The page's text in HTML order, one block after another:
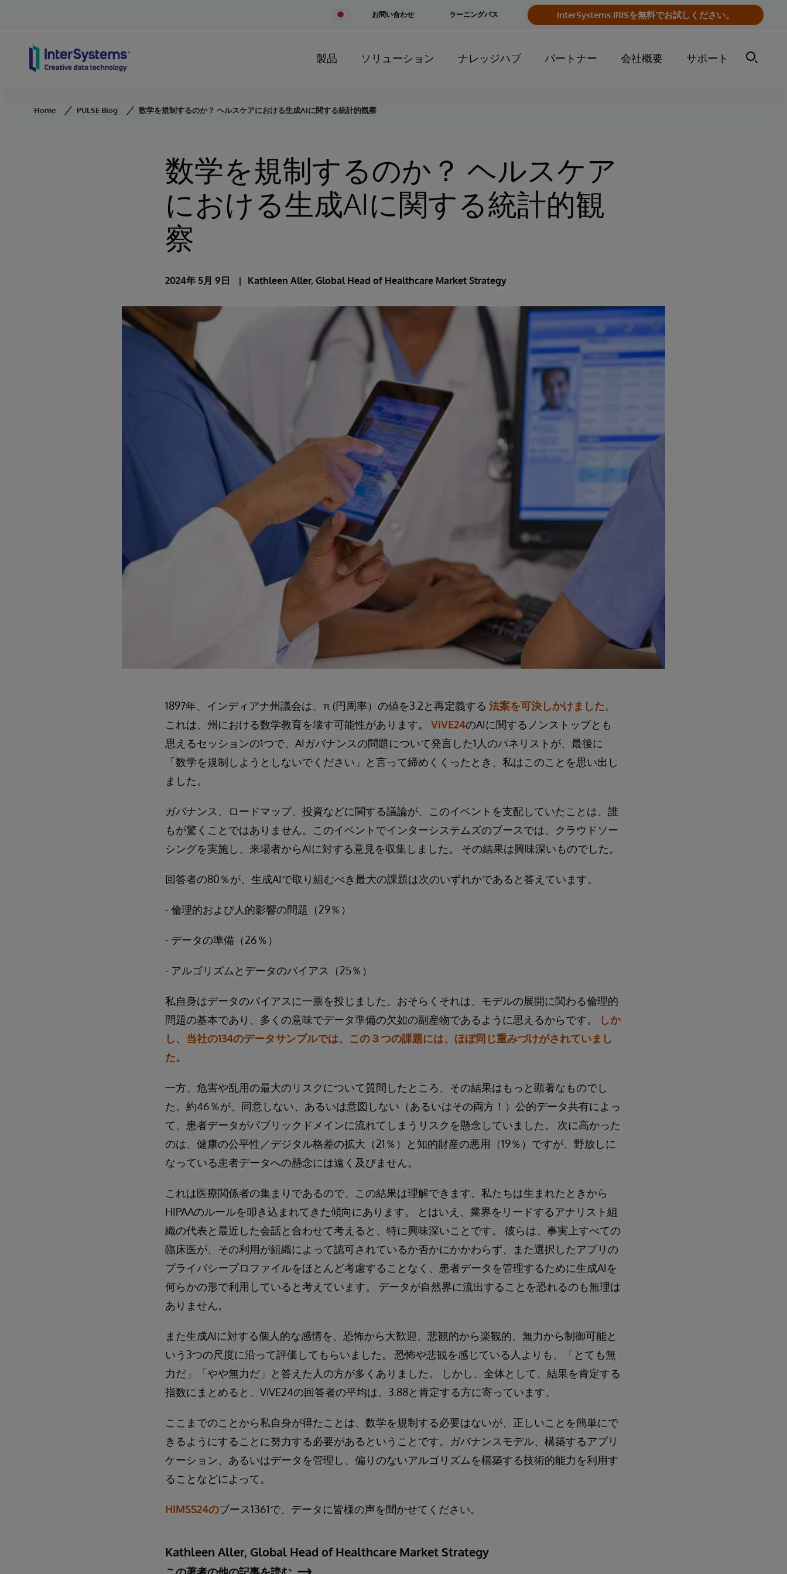
Change
お問い合わせ InterSystems IRISを無料でお試しください。
ラーニングパス
製品 ソリューション ナレッジハブ パートナー 会社概要 サポート
Home PULSE Blog 数学を規制するのか？ ヘルスケアにおける生成AIに関する統計的観察
数学を規制するのか？ ヘルスケア
における生成AIに関する統計的観
察
2024年 5月 9日 Kathleen Aller, Global Head of Healthcare Market Strategy
1897年、インディアナ州議会は、π (円周率）の値を3.2と再定義する 法案を可決しかけました。
これは、州における数学教育を壊す可能性があります。 ViVE24のAIに関するノンストップとも
思えるセッションの1つで、AIガバナンスの問題について発言した1人のパネリストが、最後に
「数学を規制しようとしないでください」と言って締めくくったとき、私はこのことを思い出し
ました。
ガバナンス、ロードマップ、投資などに関する議論が、このイベントを支配していたことは、誰
もが驚くことではありません。このイベントでインターシステムズのブースでは、クラウドソー
シングを実施し、来場者からAIに対する意見を収集しました。 その結果は興味深いものでした。
回答者の80％が、生成AIで取り組むべき最大の課題は次のいずれかであると答えています。
- 倫理的および人的影響の問題（29％）
- データの準備（26％）
- アルゴリズムとデータのバイアス（25％）
私自身はデータのバイアスに一票を投じました。おそらくそれは、モデルの展開に関わる倫理的
問題の基本であり、多くの意味でデータ準備の欠如の副産物であるように思えるからです。
しか
し、当社の134のデータサンプルでは、この３つの課題には、ほぼ同じ重みづけがされていまし
た。
一方、危害や乱用の最大のリスクについて質問したところ、その結果はもっと顕著なものでし
た。約46％が、同意しない、あるいは意図しない（あるいはその両方！）公的データ共有によっ
て、患者データがパブリックドメインに流れてしまうリスクを懸念していました。 次に高かった
のは、健康の公平性／デジタル格差の拡大（21％）と知的財産の悪用（19％）ですが、野放しに
なっている患者データへの懸念には遠く及びません。
これは医療関係者の集まりであるので、この結果は理解できます。私たちは生まれたときから
HIPAAのルールを叩き込まれてきた傾向にあります。 とはいえ、業界をリードするアナリスト組
織の代表と最近した会話と合わせて考えると、特に興味深いことです。 彼らは、事実上すべての
臨床医が、その利用が組織によって認可されているか否かにかかわらず、また選択したアプリの
プライバシープロファイルをほとんど考慮することなく、患者データを管理するために生成AIを
何らかの形で利用していると考えています。 データが自然界に流出することを恐れるのも無理は
ありません。
また生成AIに対する個人的な感情を、恐怖から大歓迎、悲観的から楽観的、無力から制御可能と
いう3つの尺度に沿って評価してもらいました。 恐怖や悲観を感じている人よりも、「とても無
力だ」「やや無力だ」と答えた人の方が多くありました。 しかし、全体として、結果を肯定する
指数にまとめると、ViVE24の回答者の平均は、3.88と肯定する方に寄っています。
ここまでのことから私自身が得たことは、数学を規制する必要はないが、正しいことを簡単にで
きるようにすることに努力する必要があるということです。ガバナンスモデル、構築するアプリ
ケーション、あるいはデータを管理し、偏りのないアルゴリズムを構築する技術的能力を利用す
ることなどによって。
HIMSS24のブース1361で、データに皆様の声を聞かせてください。
Kathleen Aller, Global Head of Healthcare Market Strategy